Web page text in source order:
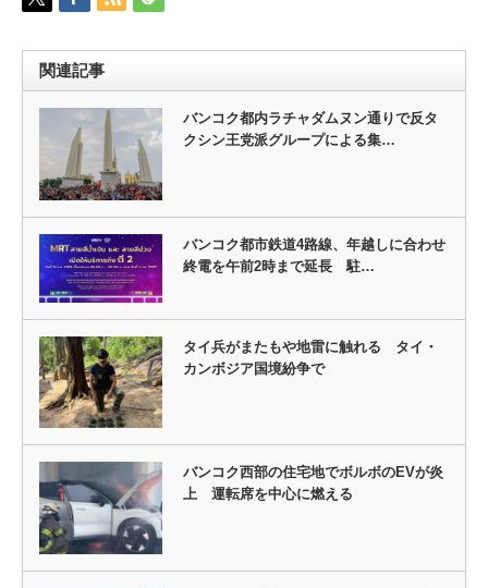
関連記事
バンコク都内ラチャダムヌン通りで反タ
クシン王党派グループによる集…
バンコク都市鉄道4路線、年越しに合わせ
終電を午前2時まで延長 駐…
タイ兵がまたもや地雷に触れる タイ・
カンボジア国境紛争で
バンコク西部の住宅地でボルボのEVが炎
上 運転席を中心に燃える